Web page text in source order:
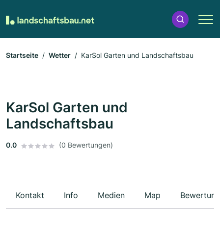
Startseite Wetter KarSol Garten und Landschaftsbau
KarSol Garten und
Landschaftsbau
0.0 (0 Bewertungen)
Kontakt Info Medien Map